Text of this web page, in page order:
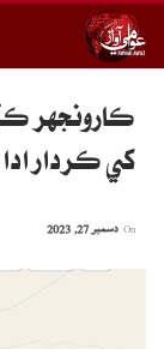
ڪارونجهر
کي ڪردار